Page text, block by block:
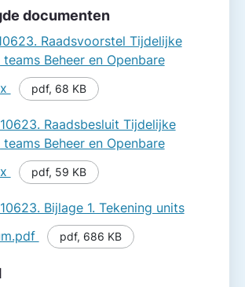
documenten
Raadsvoorstel Tijdelijke
Beheer en Openbare
pdf, 68 KB
Raadsbesluit Tijdelijke
Beheer en Openbare
pdf, 59 KB
Bijlage 1. Tekening units
pdf, 686 KB